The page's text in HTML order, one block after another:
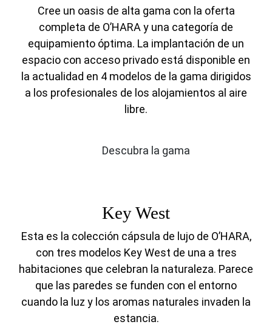
Cree un oasis de alta gama con la oferta
completa de O’HARA y una categoría de
equipamiento óptima. La implantación de un
espacio con acceso privado está disponible en
la actualidad en 4 modelos de la gama dirigidos
a los profesionales de los alojamientos al aire
libre.
Descubra la gama
Key West
Esta es la colección cápsula de lujo de O’HARA,
con tres modelos Key West de una a tres
habitaciones que celebran la naturaleza. Parece
que las paredes se funden con el entorno
cuando la luz y los aromas naturales invaden la
estancia.